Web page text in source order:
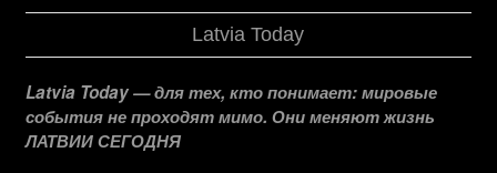
Latvia Today
Latvia Today — для тех, кто понимает: мировые
события не проходят мимо. Они меняют жизнь
ЛАТВИИ СЕГОДНЯ